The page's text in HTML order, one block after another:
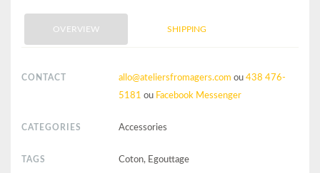
OVERVIEW SHIPPING
CONTACT allo@ateliersfromagers.com ou 438 476-
5181 ou Facebook Messenger
CATEGORIES Accessories
TAGS Coton, Egouttage